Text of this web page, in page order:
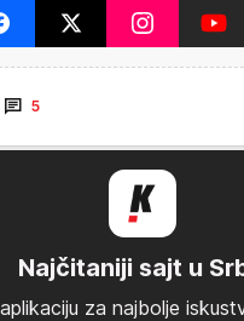
5
Najčitaniji sajt u
za najbolje